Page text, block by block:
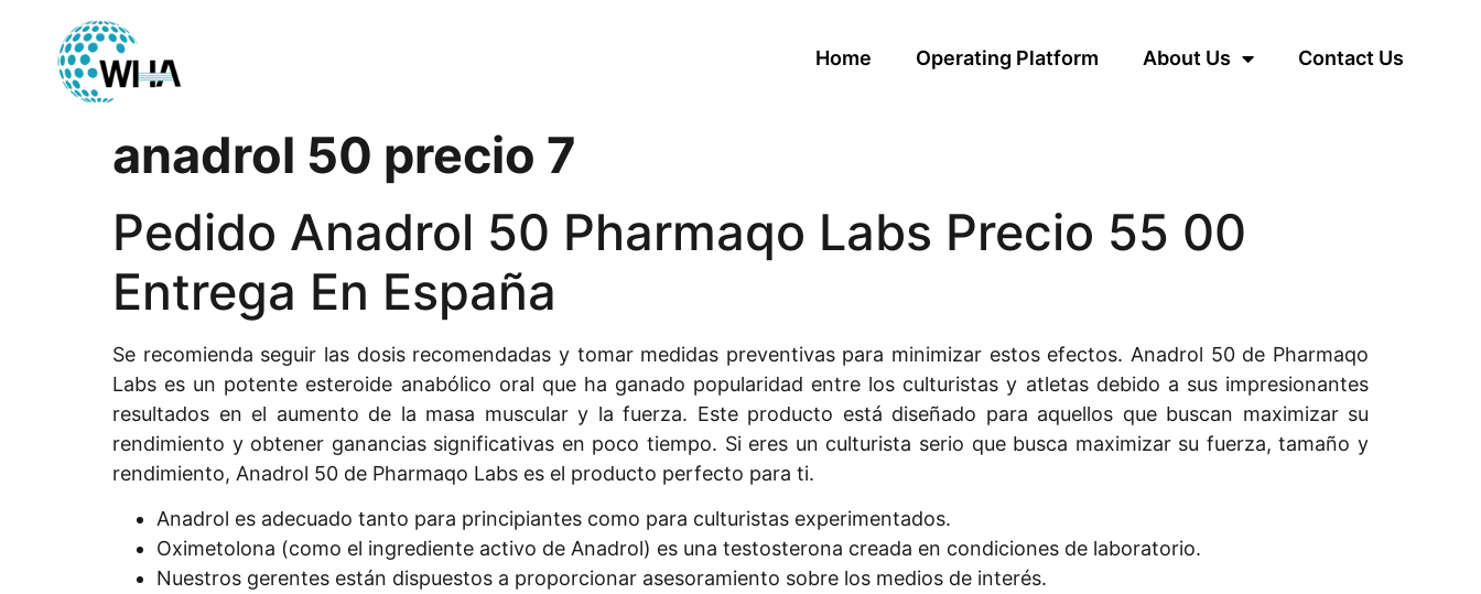
Home Operating Platform About Us Contact Us
anadrol 50 precio 7
Pedido Anadrol 50 Pharmaqo Labs Precio 55 00
Entrega En España
Se recomienda seguir las dosis recomendadas y tomar medidas preventivas para minimizar estos efectos. Anadrol 50 de Pharmaqo
Labs es un potente esteroide anabólico oral que ha ganado popularidad entre los culturistas y atletas debido a sus impresionantes
resultados en el aumento de la masa muscular y la fuerza. Este producto está diseñado para aquellos que buscan maximizar su
rendimiento y obtener ganancias significativas en poco tiempo. Si eres un culturista serio que busca maximizar su fuerza, tamaño y
rendimiento, Anadrol 50 de Pharmaqo Labs es el producto perfecto para ti.
Anadrol es adecuado tanto para principiantes como para culturistas experimentados.
Oximetolona (como el ingrediente activo de Anadrol) es una testosterona creada en condiciones de laboratorio.
Nuestros gerentes están dispuestos a proporcionar asesoramiento sobre los medios de interés.